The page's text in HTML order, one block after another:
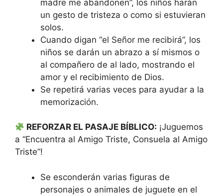
madre me abandonen”, los niños harán
un gesto de tristeza o como si estuvieran
solos.
Cuando digan “el Señor me recibirá”, los
niños se darán un abrazo a sí mismos o
al compañero de al lado, mostrando el
amor y el recibimiento de Dios.
Se repetirá varias veces para ayudar a la
memorización.
REFORZAR EL PASAJE BÍBLICO: ¡Juguemos
a “Encuentra al Amigo Triste, Consuela al Amigo
Triste”!
Se esconderán varias figuras de
personajes o animales de juguete en el